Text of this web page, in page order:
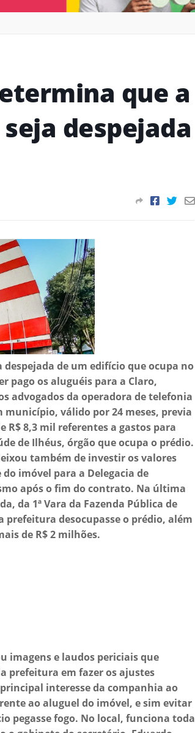
que a
despejada
de um edifício que ocupa no
pago os aluguéis para a Claro,
advogados da operadora de telefonia
válido por 24 meses, previa
R$ 8,3 mil referentes a gastos para
de Ilhéus, órgão que ocupa o prédio.
também de investir os valores
imóvel para a Delegacia de
após o fim do contrato. Na última
da 1ª Vara da Fazenda Pública de
prefeitura desocupasse o prédio, além
de R$ 2 milhões.
imagens e laudos periciais que
prefeitura em fazer os ajustes
interesse da companhia ao
ao aluguel do imóvel, e sim evitar
pegasse fogo. No local, funciona toda